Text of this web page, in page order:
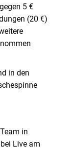
5 €
(20 €)
in den
in
Live am